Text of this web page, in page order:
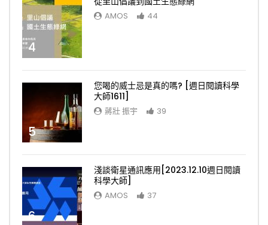
4
AMOS 44
5
您喝的威士忌是真的嗎? [週日閱讀科學
大師1611]
蔣壯 振宇 39
6
淺談衛星通訊應用[2023.12.10週日閱讀
科學大師]
AMOS 37